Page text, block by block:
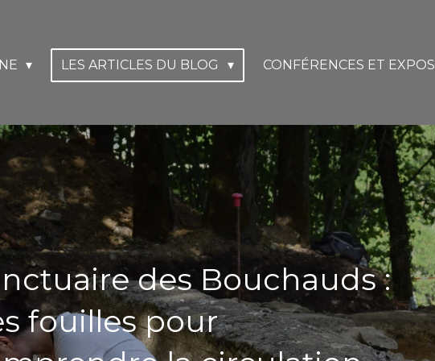
LES ARTICLES DU BLOG CONFÉRENCES ET EXPOS
des Bouchauds :
fouilles pour